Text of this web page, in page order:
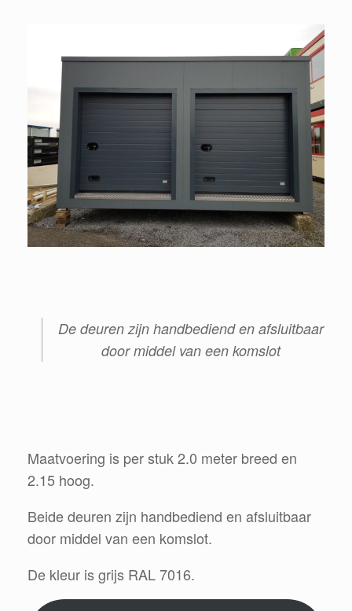
De deuren zijn handbediend en afsluitbaar
door middel van een komslot
Maatvoering is per stuk 2.0 meter breed en
2.15 hoog.
Beide deuren zijn handbediend en afsluitbaar
door middel van een komslot.
De kleur is grijs RAL 7016.